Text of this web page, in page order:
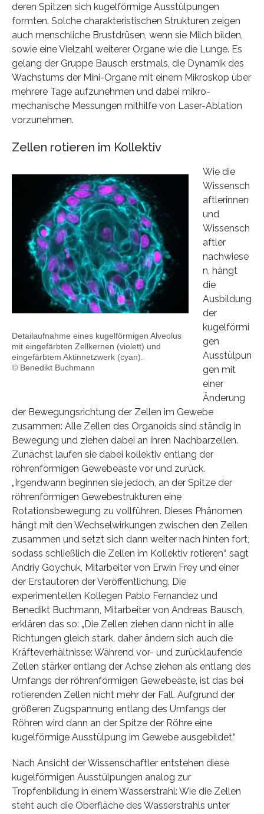
deren Spitzen sich kugelförmige Ausstülpungen
formten. Solche charakteristischen Strukturen zeigen
auch menschliche Brustdrüsen, wenn sie Milch bilden,
sowie eine Vielzahl weiterer Organe wie die Lunge. Es
gelang der Gruppe Bausch erstmals, die Dynamik des
Wachstums der Mini-Organe mit einem Mikroskop über
mehrere Tage aufzunehmen und dabei mikro-
mechanische Messungen mithilfe von Laser-Ablation
vorzunehmen.
Zellen rotieren im Kollektiv
Detailaufnahme eines kugelförmigen Alveolus
mit eingefärbten Zellkernen (violett) und
eingefärbtem Aktinnetzwerk (cyan).
© Benedikt Buchmann
Wie die
Wissensch
aftlerinnen
und
Wissensch
aftler
nachwiese
n, hängt
die
Ausbildung
der
kugelförmi
gen
Ausstülpun
gen mit
einer
Änderung
der Bewegungsrichtung der Zellen im Gewebe
zusammen: Alle Zellen des Organoids sind ständig in
Bewegung und ziehen dabei an ihren Nachbarzellen.
Zunächst laufen sie dabei kollektiv entlang der
röhrenförmigen Gewebeäste vor und zurück.
„Irgendwann beginnen sie jedoch, an der Spitze der
röhrenförmigen Gewebestrukturen eine
Rotationsbewegung zu vollführen. Dieses Phänomen
hängt mit den Wechselwirkungen zwischen den Zellen
zusammen und setzt sich dann weiter nach hinten fort,
sodass schließlich die Zellen im Kollektiv rotieren“, sagt
Andriy Goychuk, Mitarbeiter von Erwin Frey und einer
der Erstautoren der Veröffentlichung. Die
experimentellen Kollegen Pablo Fernandez und
Benedikt Buchmann, Mitarbeiter von Andreas Bausch,
erklären das so: „Die Zellen ziehen dann nicht in alle
Richtungen gleich stark, daher ändern sich auch die
Kräfteverhältnisse: Während vor- und zurücklaufende
Zellen stärker entlang der Achse ziehen als entlang des
Umfangs der röhrenförmigen Gewebeäste, ist das bei
rotierenden Zellen nicht mehr der Fall. Aufgrund der
größeren Zugspannung entlang des Umfangs der
Röhren wird dann an der Spitze der Röhre eine
kugelförmige Ausstülpung im Gewebe ausgebildet.“
Nach Ansicht der Wissenschaftler entstehen diese
kugelförmigen Ausstülpungen analog zur
Tropfenbildung in einem Wasserstrahl: Wie die Zellen
steht auch die Oberfläche des Wasserstrahls unter